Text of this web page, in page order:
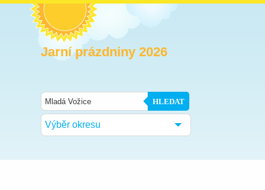
Jarní prázdniny 2026
HLEDAT
Výběr okresu